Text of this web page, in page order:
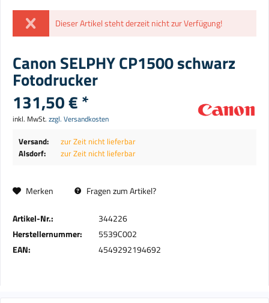
Dieser Artikel steht derzeit nicht zur Verfügung!
Canon SELPHY CP1500 schwarz
Fotodrucker
131,50 € *
inkl. MwSt. zzgl. Versandkosten
Versand:
zur Zeit nicht lieferbar
Alsdorf:
zur Zeit nicht lieferbar
Merken Fragen zum Artikel?
Artikel-Nr.:
344226
Herstellernummer:
5539C002
EAN:
4549292194692